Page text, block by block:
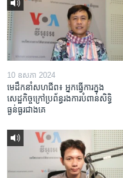
10 ឧសភា 2024
មេដឹកនាំសហជីព៖ អ្នកធ្វើការក្នុង
សេដ្ឋកិច្ចក្រៅប្រព័ន្ធរងការបំពានសិទ្ធិ
ធ្ងន់ធ្ងរជាងគេ